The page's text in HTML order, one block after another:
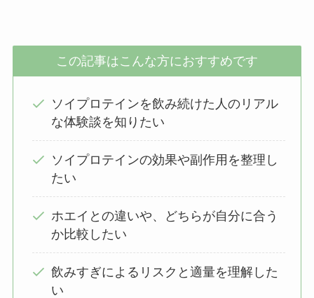
この記事はこんな方におすすめです
ソイプロテインを飲み続けた人のリアル
な体験談を知りたい
ソイプロテインの効果や副作用を整理し
たい
ホエイとの違いや、どちらが自分に合う
か比較したい
飲みすぎによるリスクと適量を理解した
い